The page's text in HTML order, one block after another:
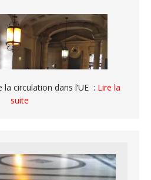
la circulation dans l’UE : Lire la
suite